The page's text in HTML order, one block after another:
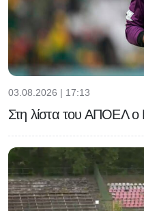
03.08.2026 | 17:13
Στη λίστα του ΑΠΟΕΛ ο